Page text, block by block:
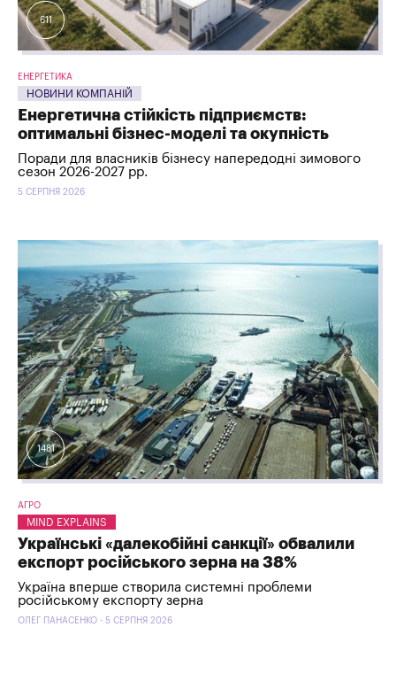
611
ЕНЕРГЕТИКА
НОВИНИ КОМПАНІЙ
Енергетична стійкість підприємств:
оптимальні бізнес-моделі та окупність
Поради для власників бізнесу напередодні зимового
сезон 2026-2027 рр.
5 СЕРПНЯ 2026
1481
АГРО
MIND EXPLAINS
Українські «далекобійні санкції» обвалили
експорт російського зерна на 38%
Україна вперше створила системні проблеми
російському експорту зерна
ОЛЕГ ПАНАСЕНКО - 5 СЕРПНЯ 2026